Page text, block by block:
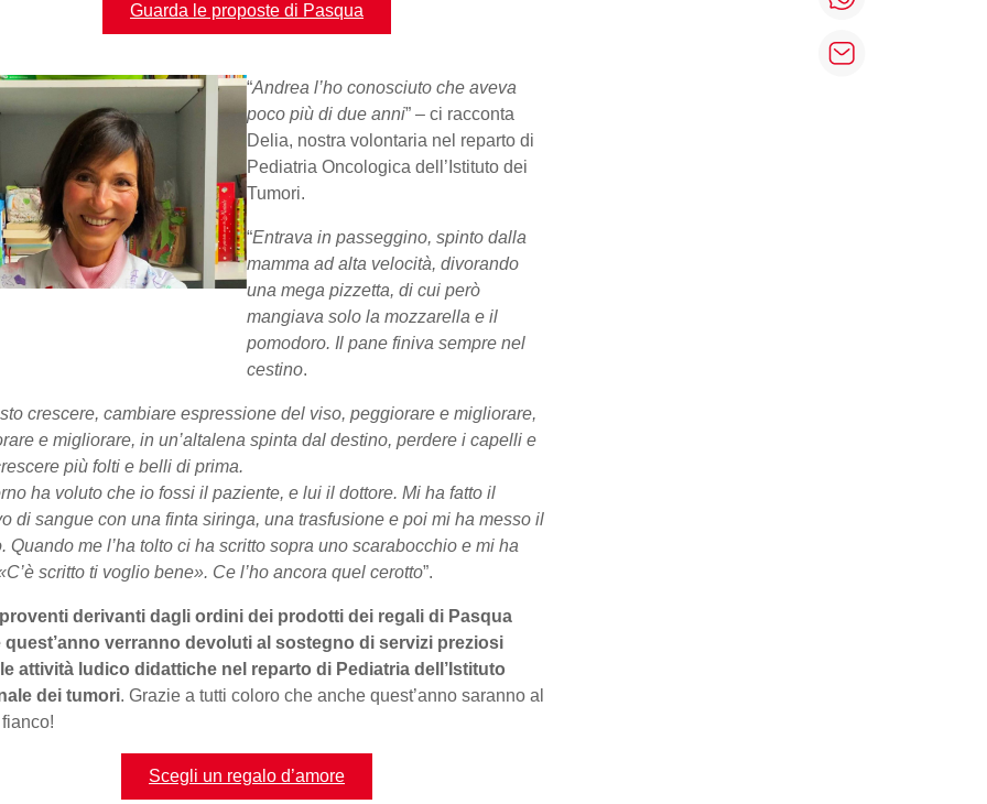
Guarda le proposte di Pasqua
“Andrea l’ho conosciuto che aveva
poco più di due anni” – ci racconta
Delia, nostra volontaria nel reparto di
Pediatria Oncologica dell’Istituto dei
Tumori.
“Entrava in passeggino, spinto dalla
mamma ad alta velocità, divorando
una mega pizzetta, di cui però
mangiava solo la mozzarella e il
pomodoro. Il pane finiva sempre nel
cestino.
crescere, cambiare espressione del viso, peggiorare e migliorare,
e migliorare, in un’altalena spinta dal destino, perdere i capelli e
più folti e belli di prima.
ha voluto che io fossi il paziente, e lui il dottore. Mi ha fatto il
di sangue con una finta siringa, una trasfusione e poi mi ha messo il
Quando me l’ha tolto ci ha scritto sopra uno scarabocchio e mi ha
scritto ti voglio bene». Ce l’ho ancora quel cerotto”.
derivanti dagli ordini dei prodotti dei regali di Pasqua
quest’anno verranno devoluti al sostegno di servizi preziosi
attività ludico didattiche nel reparto di Pediatria dell’Istituto
dei tumori. Grazie a tutti coloro che anche quest’anno saranno al
Scegli un regalo d’amore